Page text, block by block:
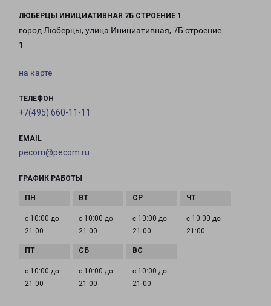
ЛЮБЕРЦЫ ИНИЦИАТИВНАЯ 7Б СТРОЕНИЕ 1
город Люберцы, улица Инициативная, 7Б строение
1
на карте
ТЕЛЕФОН
+7(495) 660-11-11
EMAIL
pecom@pecom.ru
ГРАФИК РАБОТЫ
с 10:00 до
21:00
с 10:00 до
21:00
с 10:00 до
21:00
с 10:00 до
21:00
с 10:00 до
21:00
с 10:00 до
21:00
с 10:00 до
21:00